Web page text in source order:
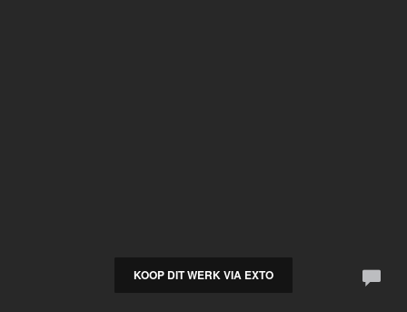
KOOP DIT WERK VIA EXTO